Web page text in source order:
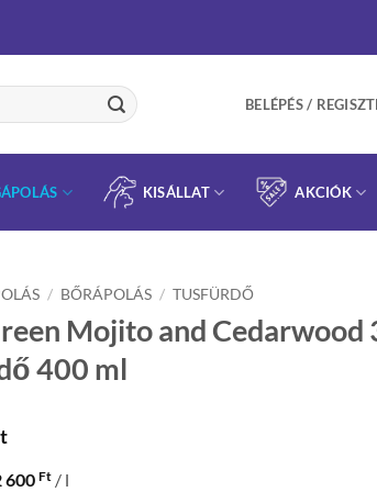
BELÉPÉS /
KISÁLLAT AKCIÓK
/ BŐRÁPOLÁS / TUSFÜRDŐ
Mojito and Cedarwood
400 ml
600 Ft / l